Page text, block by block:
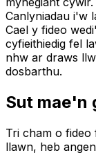
Canlyniadau i'w
Cael y fideo
cyfieithiedig fel
nhw ar draws
dosbarthu.
Sut mae'n
Tri cham o
llawn, heb